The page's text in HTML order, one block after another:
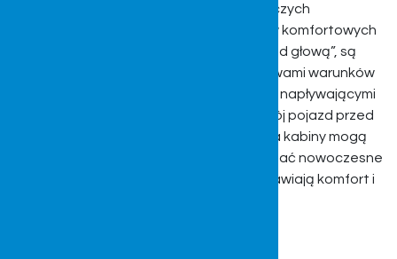
Kabiny do ciągników rolniczych
zapewniają rolnikom bezpieczną pracę w komfortowych
warunkach. Mając przysłowiowy „dach nad głową”, są
zabezpieczeni przed negatywnymi wpływami warunków
atmosferycznych, niebezpieczeństwami napływającymi
z otoczenia oraz dodatkowo chronią swój pojazd przed
kradzieżą. W zależności od decyzji klienta kabiny mogą
być bardzo bogato wyposażone i posiadać nowoczesne
rozwiązania technologiczne, które poprawiają komfort i